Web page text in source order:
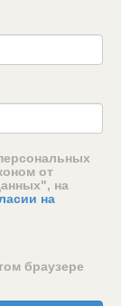
от
на
на
браузере